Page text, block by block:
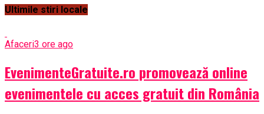
Ultimile stiri locale
Afaceri3 ore ago
EvenimenteGratuite.ro promovează online
evenimentele cu acces gratuit din România